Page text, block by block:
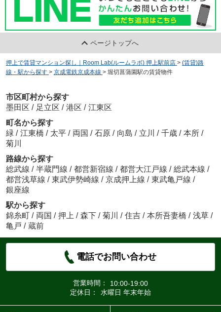
ページトップへ
押上で賃貸マンション探し｜Room Lab(ルームラボ) 押上駅前店 > (賃貸)路
線・駅から探す > 京成電鉄京成本線 > 堀切菖蒲園駅の賃貸物件
市区町村から探す
墨田区 / 足立区 / 港区 / 江東区
町名から探す
緑 / 江東橋 / 太平 / 両国 / 石原 / 向島 / 立川 / 千歳 / 本所 /
菊川
路線から探す
総武線 / 半蔵門線 / 都営新宿線 / 都営大江戸線 / 総武本線 /
都営浅草線 / 東武伊勢崎線 / 京成押上線 / 東武亀戸線 /
銀座線
駅から探す
錦糸町 / 両国 / 押上 / 森下 / 菊川 / 住吉 / 本所吾妻橋 / 浅草 /
亀戸 / 蔵前
電話でお問い合わせ
営業時間：
10:00-19:00
定休日：
水曜日 年末年始